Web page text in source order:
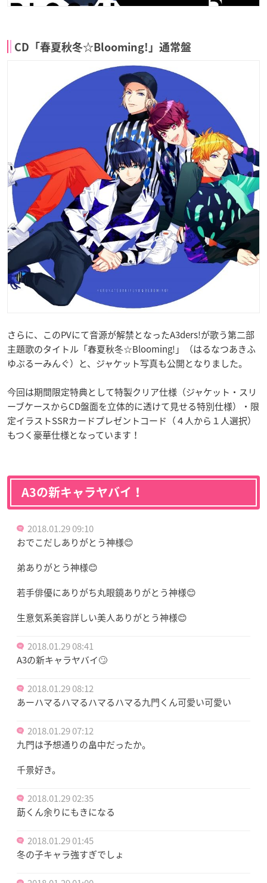
CD「春夏秋冬☆Blooming!」通常盤
さらに、このPVにて音源が解禁となったA3ders!が歌う第二部
主題歌のタイトル「春夏秋冬☆Blooming!」（はるなつあきふ
ゆぶるーみんぐ）と、ジャケット写真も公開となりました。
今回は期間限定特典として特製クリア仕様（ジャケット・スリ
ーブケースからCD盤面を立体的に透けて見せる特別仕様）・限
定イラストSSRカードプレゼントコード（４人から１人選択）
もつく豪華仕様となっています！
A3の新キャラヤバイ！
2018.01.29 09:10
おでこだしありがとう神様😊
弟ありがとう神様😊
若手俳優にありがち丸眼鏡ありがとう神様😊
生意気系美容詳しい美人ありがとう神様😊
2018.01.29 08:41
A3の新キャラヤバイ🙄
2018.01.29 08:12
あーハマるハマるハマるハマる九門くん可愛い可愛い
2018.01.29 07:12
九門は予想通りの畠中だったか。
千景好き。
2018.01.29 02:35
莇くん余りにもきになる
2018.01.29 01:45
冬の子キャラ強すぎでしょ